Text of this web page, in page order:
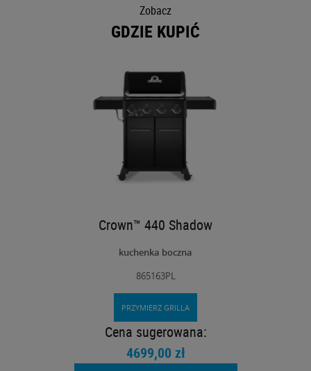
Zobacz
GDZIE KUPIĆ
Crown™ 440 Shadow
kuchenka boczna
865163PL
PRZYMIERZ GRILLA
Cena sugerowana:
4699,00 zł